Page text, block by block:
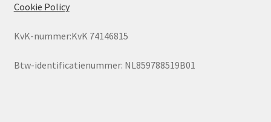
Cookie Policy
KvK-nummer:KvK 74146815
Btw-identificatienummer: NL859788519B01